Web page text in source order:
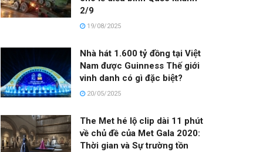
2/9
19/08/2025
Nhà hát 1.600 tỷ đồng tại Việt
Nam được Guinness Thế giới
vinh danh có gì đặc biệt?
20/05/2025
The Met hé lộ clip dài 11 phút
về chủ đề của Met Gala 2020:
Thời gian và Sự trường tồn